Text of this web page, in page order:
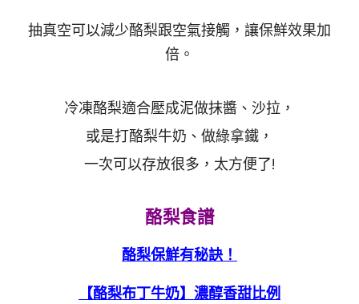
抽真空可以減少酪梨跟空氣接觸，讓保鮮效果加
倍。
冷凍酪梨適合壓成泥做抹醬、沙拉，
或是打酪梨牛奶、做綠拿鐵，
一次可以存放很多，太方便了!
酪梨食譜
酪梨保鮮有秘訣！
【酪梨布丁牛奶】濃醇香甜比例